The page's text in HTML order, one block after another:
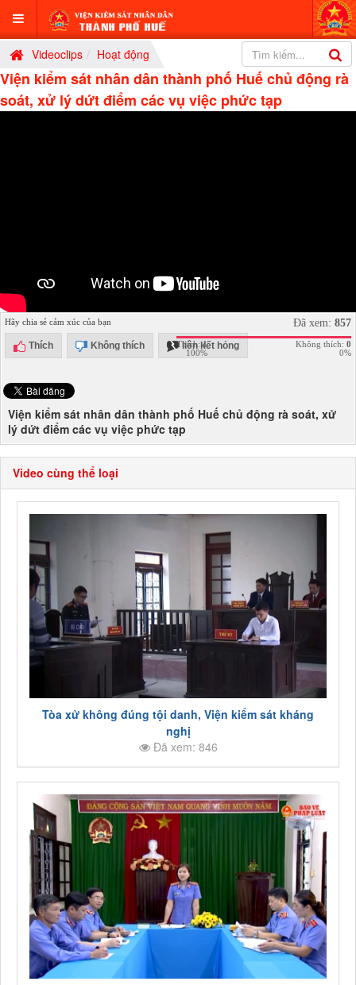
Videoclips Hoạt động
Viện kiểm sát nhân dân thành phố Huế chủ động rà
soát, xử lý dứt điểm các vụ việc phức tạp
Hãy chia sẻ cảm xúc của bạn
Thích Không thích liên kết hỏng
Đã xem: 857
Thích:1
100%
Không thích: 0
0%
Viện kiểm sát nhân dân thành phố Huế chủ động rà soát, xử
lý dứt điểm các vụ việc phức tạp
Video cùng thể loại
Tòa xử không đúng tội danh, Viện kiểm sát kháng
nghị
Đã xem: 846